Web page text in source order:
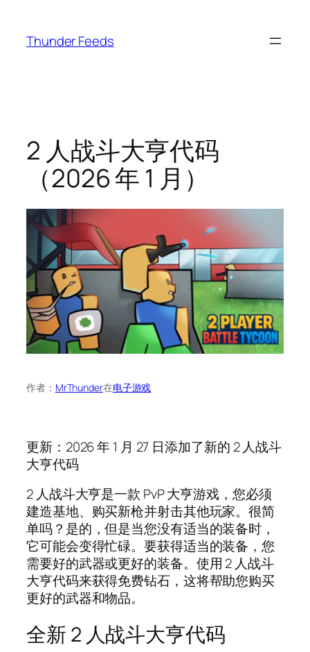
Thunder Feeds
2 人战斗大亨代码
（2026 年 1 月）
作者： MrThunder在电子游戏
更新：2026 年 1 月 27 日添加了新的 2 人战斗
大亨代码
2 人战斗大亨是一款 PvP 大亨游戏，您必须
建造基地、购买新枪并射击其他玩家。很简
单吗？是的，但是当您没有适当的装备时，
它可能会变得忙碌。要获得适当的装备，您
需要好的武器或更好的装备。使用 2 人战斗
大亨代码来获得免费钻石，这将帮助您购买
更好的武器和物品。
全新 2 人战斗大亨代码